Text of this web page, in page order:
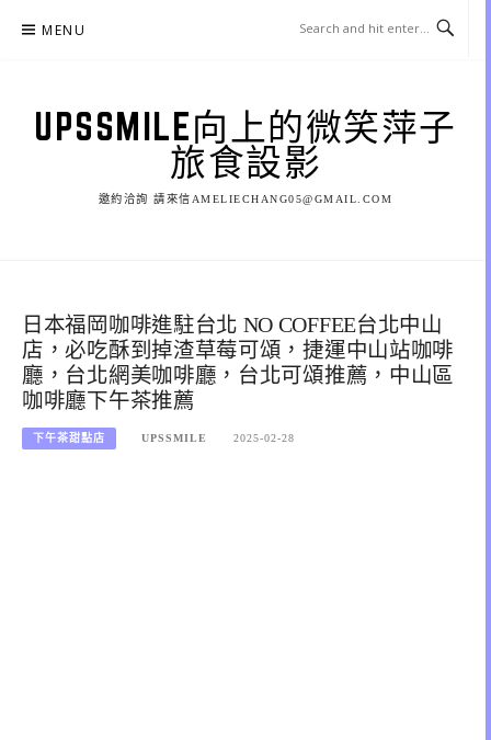
MENU
UPSSMILE向上的微笑萍子
旅食設影
邀約洽詢 請來信AMELIECHANG05@GMAIL.COM
日本福岡咖啡進駐台北 NO COFFEE台北中山
店，必吃酥到掉渣草莓可頌，捷運中山站咖啡
廳，台北網美咖啡廳，台北可頌推薦，中山區
咖啡廳下午茶推薦
下午茶甜點店 UPSSMILE 2025-02-28